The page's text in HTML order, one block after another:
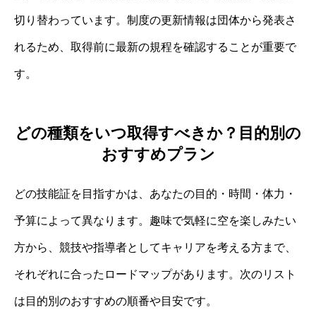
切り替わっています。制度の更新情報は団体から発表さ
れるため、取得前に最新の規程を確認することが重要で
す。
どの種類をいつ取得すべきか？目的別の
おすすめプラン
どの技能証を目指すかは、あなたの目的・時間・体力・
予算によって異なります。趣味で気軽に空を楽しみたい
方から、競技や指導者としてキャリアを考える方まで、
それぞれに合ったロードマップがあります。次のリスト
は目的別のおすすめの順番や目安です。